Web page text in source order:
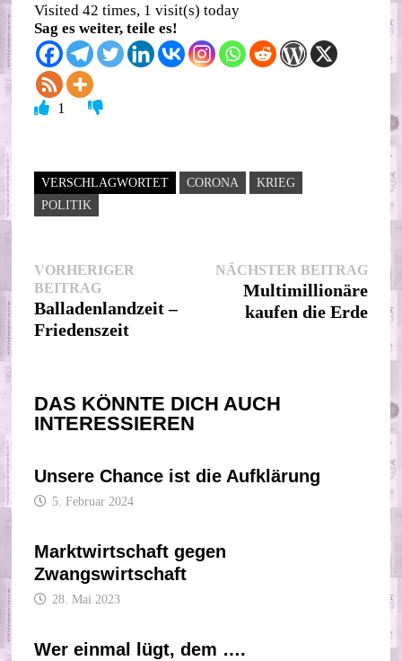
Visited 42 times, 1 visit(s) today
Sag es weiter, teile es!
1
VERSCHLAGWORTET CORONA
KRIEG
POLITIK
Beitragsnavigation
VORHERIGER
BEITRAGVorheriger
Beitrag:
Balladenlandzeit –
Friedenszeit
NÄCHSTER BEITRAG
Multimillionäre
kaufen die Erde
DAS KÖNNTE DICH AUCH
INTERESSIEREN
Unsere Chance ist die Aufklärung
5. Februar 2024
Marktwirtschaft gegen
Zwangswirtschaft
28. Mai 2023
Wer einmal lügt, dem ….